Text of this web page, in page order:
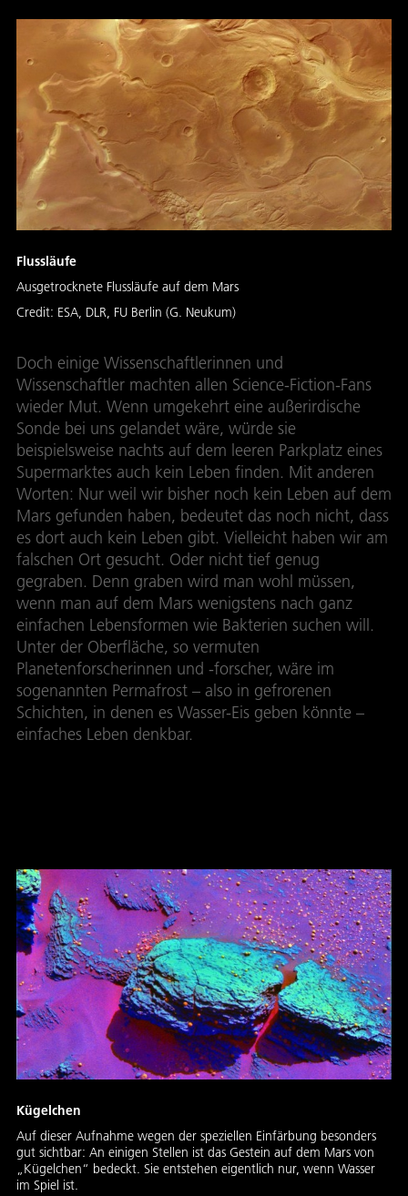
Flussläufe
Ausgetrocknete Flussläufe auf dem Mars
Credit: ESA, DLR, FU Berlin (G. Neukum)
Doch einige Wissenschaftlerinnen und
Wissenschaftler machten allen Science-Fiction-Fans
wieder Mut. Wenn umgekehrt eine außerirdische
Sonde bei uns gelandet wäre, würde sie
beispielsweise nachts auf dem leeren Parkplatz eines
Supermarktes auch kein Leben finden. Mit anderen
Worten: Nur weil wir bisher noch kein Leben auf dem
Mars gefunden haben, bedeutet das noch nicht, dass
es dort auch kein Leben gibt. Vielleicht haben wir am
falschen Ort gesucht. Oder nicht tief genug
gegraben. Denn graben wird man wohl müssen,
wenn man auf dem Mars wenigstens nach ganz
einfachen Lebensformen wie Bakterien suchen will.
Unter der Oberfläche, so vermuten
Planetenforscherinnen und -forscher, wäre im
sogenannten Permafrost – also in gefrorenen
Schichten, in denen es Wasser-Eis geben könnte –
einfaches Leben denkbar.
Kügelchen
Auf dieser Aufnahme wegen der speziellen Einfärbung besonders
gut sichtbar: An einigen Stellen ist das Gestein auf dem Mars von
„Kügelchen“ bedeckt. Sie entstehen eigentlich nur, wenn Wasser
im Spiel ist.